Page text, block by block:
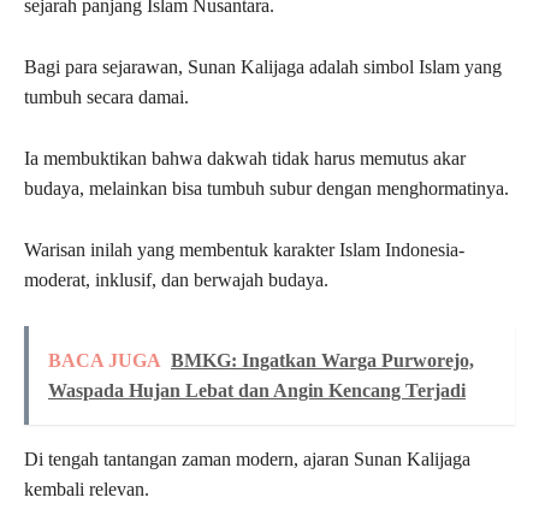
sejarah panjang Islam Nusantara.
Bagi para sejarawan, Sunan Kalijaga adalah simbol Islam yang
tumbuh secara damai.
Ia membuktikan bahwa dakwah tidak harus memutus akar
budaya, melainkan bisa tumbuh subur dengan menghormatinya.
Warisan inilah yang membentuk karakter Islam Indonesia-
moderat, inklusif, dan berwajah budaya.
BACA JUGA BMKG: Ingatkan Warga Purworejo,
Waspada Hujan Lebat dan Angin Kencang Terjadi
Di tengah tantangan zaman modern, ajaran Sunan Kalijaga
kembali relevan.